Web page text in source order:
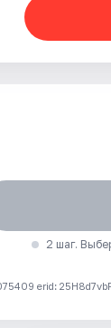
2 шаг.
erid: